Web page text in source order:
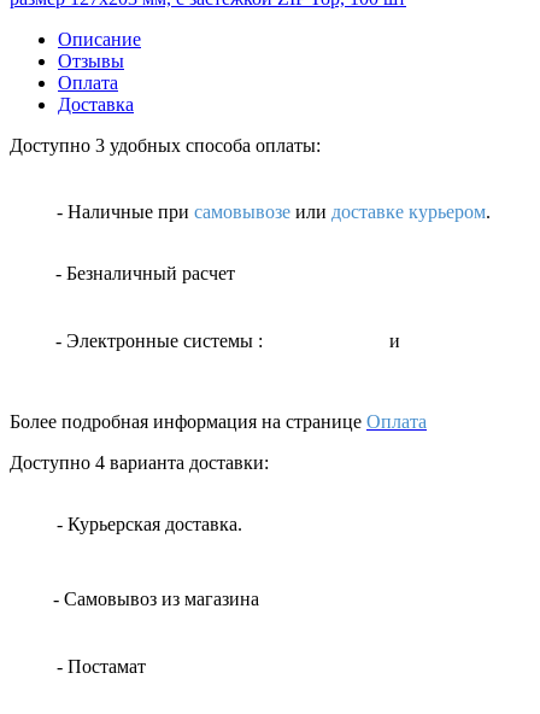
Описание
Отзывы
Оплата
Доставка
Доступно 3 удобных способа оплаты:
- Наличные при самовывозе или доставке курьером.
- Безналичный расчет
- Электронные системы : и
Более подробная информация на странице Оплата
Доступно 4 варианта доставки:
- Курьерская доставка.
- Самовывоз из магазина
- Постамат